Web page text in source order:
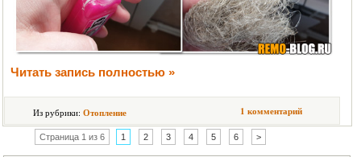
Читать запись полностью »
1 комментарий
Из рубрики: Отопление
Страница 1 из 6 1 2 3 4 5 6 >